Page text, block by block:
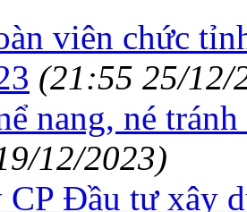
viên chức
(21:55 25/12/
nang, né
12/2023)
Đầu tư xây